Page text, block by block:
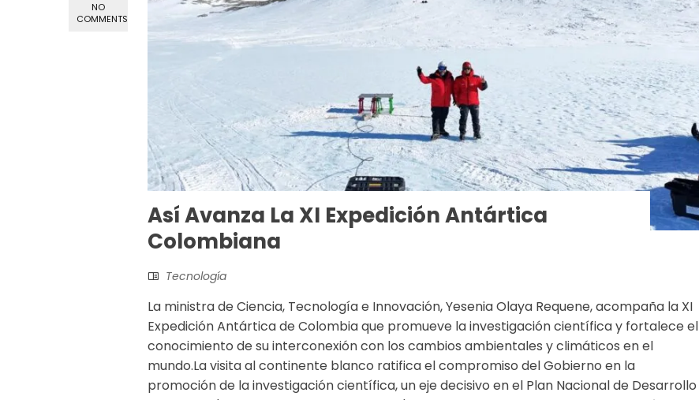
NO
COMMENTS
Así Avanza La XI Expedición Antártica
Colombiana
Tecnología
La ministra de Ciencia, Tecnología e Innovación, Yesenia Olaya Requene, acompaña la XI
Expedición Antártica de Colombia que promueve la investigación científica y fortalece el
conocimiento de su interconexión con los cambios ambientales y climáticos en el
mundo.La visita al continente blanco ratifica el compromiso del Gobierno en la
promoción de la investigación científica, un eje decisivo en el Plan Nacional de Desarrollo